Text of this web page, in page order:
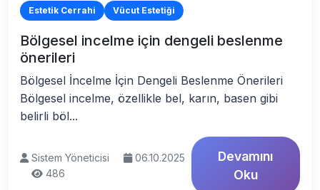
Estetik Cerrahi Vücut Estetiği
Bölgesel incelme için dengeli beslenme
önerileri
Bölgesel İncelme İçin Dengeli Beslenme Önerileri
Bölgesel incelme, özellikle bel, karın, basen gibi
belirli böl...
Sistem Yöneticisi
06.10.2025
486
Devamını
Oku